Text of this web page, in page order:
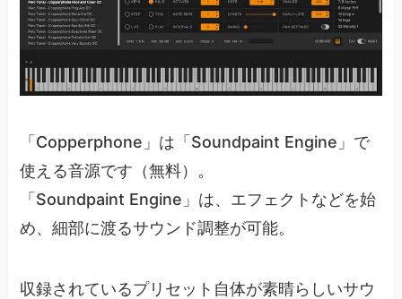
「Copperphone」は「Soundpaint Engine」で
使える音源です（無料）。
「Soundpaint Engine」は、エフェクトなどを始
め、細部に渡るサウンド調整が可能。
収録されているプリセット自体が素晴らしいサウ